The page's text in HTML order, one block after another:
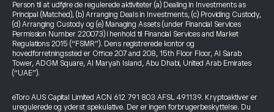
Person til at udføre de regulerede aktiviteter (a) Dealing in Investments as
Principal (Matched), (b) Arranging Deals in Investments, (c) Providing Custody,
(d) Arranging Custody og (e) Managing Assets (under Financial Services
Permission Number 220073) i henhold til Financial Services and Market
Regulations 2015 (“FSMR”). Dens registrerede kontor og
hovedforretningssted er Office 207 and 208, 15th Floor Floor, Al Sarab
Tower, ADGM Square, Al Maryah Island, Abu Dhabi, United Arab Emirates
(“UAE”).
eToro AUS Capital Limited ACN 612 791 803 AFSL 491139. Kryptoaktiver er
uregulerede og yderst spekulative. Der er ingen forbrugerbeskyttelse. Du